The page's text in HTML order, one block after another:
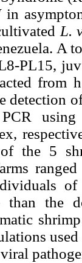
L.
A
PL15,
from
detection
the 5
than the